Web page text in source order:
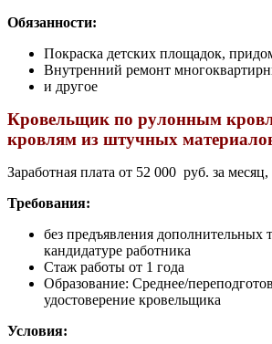
Обязанности:
Покраска детских площадок,
Внутренний ремонт
и другое
Кровельщик по рулонным
кровлям из штучных
Заработная плата от 52 000 руб. за
Требования:
без предъявления дополнительных
кандидатуре работника
Стаж работы от 1 года
Образование: Среднее/
удостоверение кровельщика
Условия: